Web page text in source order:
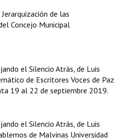
de las
Concejo Municipal
el Silencio Atrás, de Luis
de Escritores Voces de Paz
19 al 22 de septiembre 2019.
el Silencio Atrás, de Luis
de Malvinas Universidad